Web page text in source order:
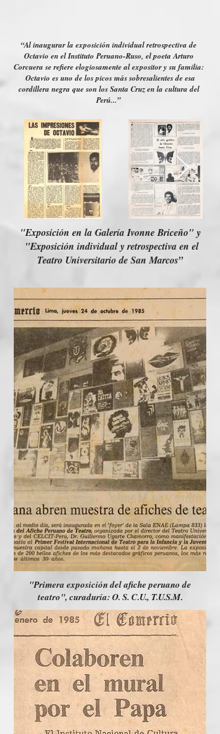
“Al inaugurar la exposición individual retrospectiva de
Octavio en el Instituto Peruano-Ruso, el poeta Arturo
Corcuera se refiere elogiosamente al expositor y su familia:
Octavio es uno de los picos más sobresalientes de esa
cordillera negra que son los Santa Cruz en la cultura del
Perú...”
"Exposición en la Galería Ivonne Briceño" y
"Exposición individual y retrospectiva en el
Teatro Universitario de San Marcos”
"Primera exposición del afiche peruano de
teatro", curaduría: O. S. C.U., T.U.S.M.